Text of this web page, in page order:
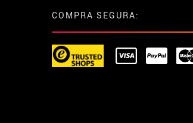
COMPRA SEGURA: